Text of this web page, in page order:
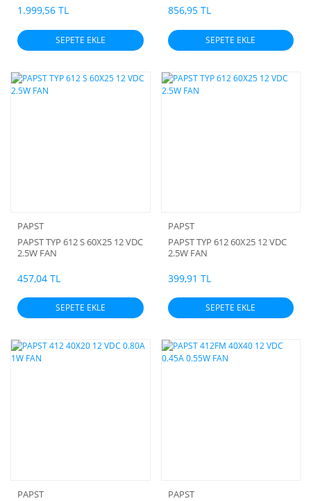
1.999,56 TL
SEPETE EKLE
SLEEVE BEARING
856,95 TL
SEPETE EKLE
PAPST
PAPST TYP 612 S 60X25 12 VDC
2.5W FAN
457,04 TL
SEPETE EKLE
PAPST
PAPST TYP 612 60X25 12 VDC
2.5W FAN
399,91 TL
SEPETE EKLE
PAPST
PAPST